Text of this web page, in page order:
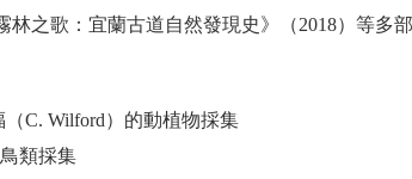
之歌：宜蘭古道自然發現史》（2018）等多部
C. Wilford）的動植物採集
類採集